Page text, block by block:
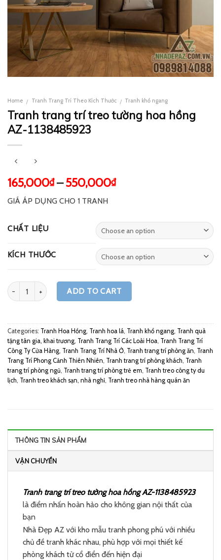
Home / Tranh Trang Trí Theo Kích Thước / Tranh khổ ngang
Tranh trang trí treo tường hoa hồng
AZ-1138485923
165,000₫–550,000₫
GIÁ ÁP DỤNG CHO 1 TRANH
CHẤT LIỆU
KÍCH THƯỚC
Quantity ADD TO CART
Categories: Tranh Hoa Hồng, Tranh hoa lá, Tranh khổ ngang, Tranh quà
tặng tân gia, khai trương, Tranh Trang Trí Các Loài Hoa, Tranh Trang Trí
Công Ty Cửa Hàng, Tranh Trang Trí Nhà Ở, Tranh trang trí phòng ăn, Tranh
Trang Trí Phong Cảnh Thiên Nhiên, Tranh trang trí phòng khách, Tranh
trang trí phòng ngủ, Tranh trang trí phòng trẻ em, Tranh treo công ty du
lịch, Tranh treo khách sạn, nhà nghỉ, Tranh treo nhà hàng quán ăn
THÔNG TIN SẢN PHẨM
VẬN CHUYỂN
Tranh trang trí treo tường hoa hồng AZ-1138485923
là điểm nhấn hoàn hảo cho không gian nội thất của
bạn
Nhà Đẹp AZ với kho mẫu tranh phong phú với nhiều
chủ đề tranh khác nhau, phù hợp với mọi thiết kế
phòng khách từ cổ điển đến hiện đại